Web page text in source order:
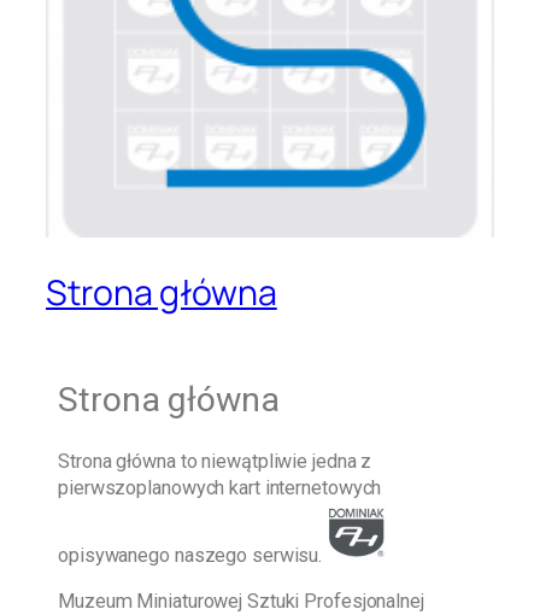
Strona główna
Strona główna
Strona głównato niewątpliwie jedna z
pierwszoplanowych kart internetowych
opisywanego naszego serwisu.
Muzeum Miniaturowej Sztuki Profesjonalnej